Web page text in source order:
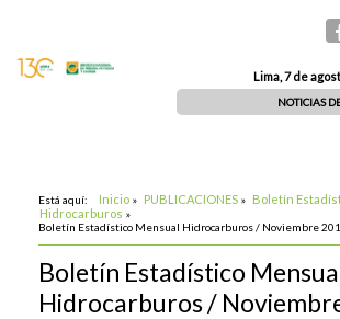
Lima, 7 de
NOTICIAS
Está aquí: Inicio » PUBLICACIONES » Boletín
Hidrocarburos »
Boletín Estadístico Mensual Hidrocarburos / Noviembre
Boletín Estadístico
Hidrocarburos /